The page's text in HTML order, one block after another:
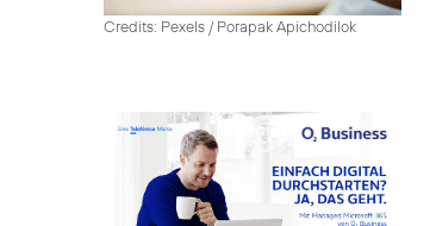
Credits: Pexels / Porapak Apichodilok